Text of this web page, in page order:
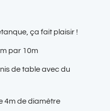
ça fait plaisir !
par 10m
de table avec du
4m de diamètre